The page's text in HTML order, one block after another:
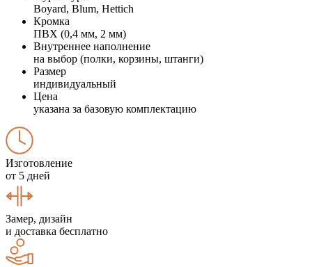
Boyard, Blum, Hettich
Кромка
ПВХ (0,4 мм, 2 мм)
Внутреннее наполнение
на выбор (полки, корзины, штанги)
Размер
индивидуальный
Цена
указана за базовую комплектацию
Изготовление
от 5 дней
Замер, дизайн
и доставка бесплатно